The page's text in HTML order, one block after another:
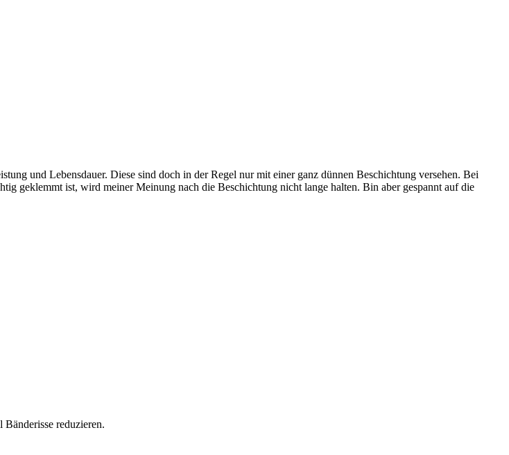
und Lebensdauer. Diese sind doch in der Regel nur mit einer ganz dünnen Beschichtung versehen. Bei
geklemmt ist, wird meiner Meinung nach die Beschichtung nicht lange halten. Bin aber gespannt auf die
reduzieren.